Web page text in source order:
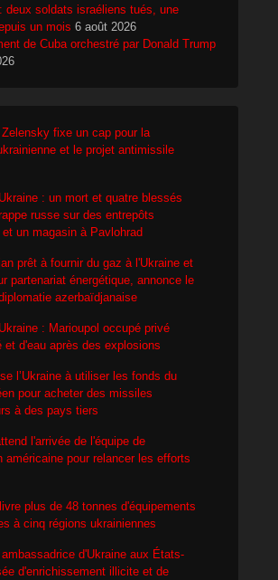
deux soldats israéliens tués, une
un mois 6 août 2026
de Cuba orchestré par Donald Trump
fixe un cap pour la
et le projet antimissile
: un mort et quatre blessés
russe sur des entrepôts
et un magasin à Pavlohrad
prêt à fournir du gaz à l'Ukraine et
partenariat énergétique, annonce le
azerbaïdjanaise
: Marioupol occupé privé
et d'eau après des explosions
l’Ukraine à utiliser les fonds du
pour acheter des missiles
à des pays tiers
l'arrivée de l'équipe de
américaine pour relancer les efforts
plus de 48 tonnes d'équipements
à cinq régions ukrainiennes
ambassadrice d'Ukraine aux États-
d'enrichissement illicite et de